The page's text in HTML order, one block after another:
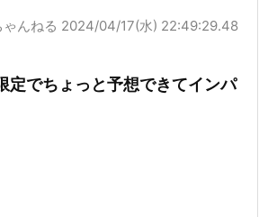
んねる 2024/04/17(水) 22:49:29.48
定でちょっと予想できてインパ